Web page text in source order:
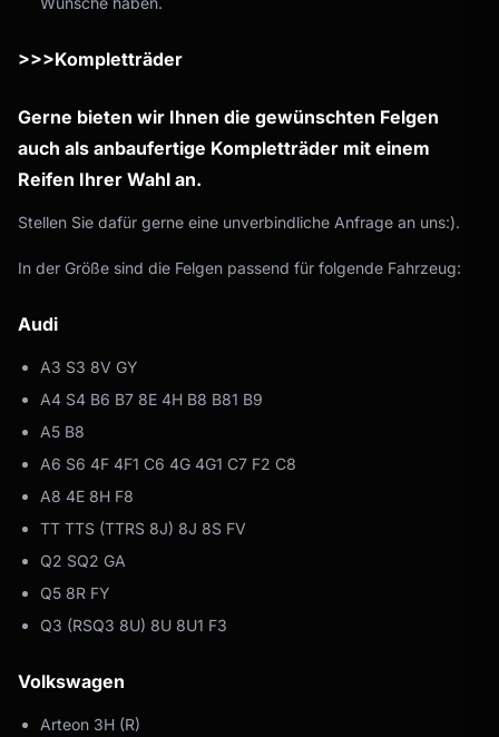
>>>Kompletträder
Gerne bieten wir Ihnen die gewünschten Felgen
auch als anbaufertige Kompletträder mit einem
Reifen Ihrer Wahl an.
Stellen Sie dafür gerne eine unverbindliche Anfrage an uns:).
In der Größe sind die Felgen passend für folgende Fahrzeug:
Audi
A3 S3 8V GY
A4 S4 B6 B7 8E 4H B8 B81 B9
A5 B8
A6 S6 4F 4F1 C6 4G 4G1 C7 F2 C8
A8 4E 8H F8
TT TTS (TTRS 8J) 8J 8S FV
Q2 SQ2 GA
Q5 8R FY
Q3 (RSQ3 8U) 8U 8U1 F3
Volkswagen
Arteon 3H (R)